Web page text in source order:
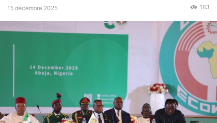
15 décembre 2025 183